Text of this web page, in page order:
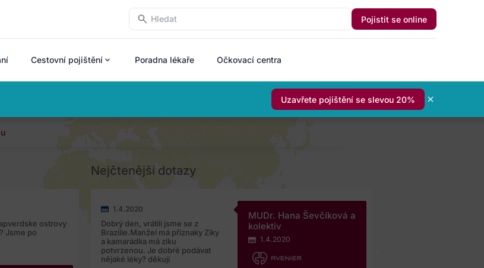
Pojistit se online
Cestovní pojištění Poradna lékaře Očkovací centra
Uzavřete pojištění se slevou 20%
ostrovy
Jsme po
Nejčtenější dotazy
1.4.2020
Dobrý den, vrátili jsme se z
Brazilie.Manžel má příznaky Ziky
a kamarádka má ziku
potvrzenou. Je dobré podávat
nějaké léky? děkuji
MUDr. Hana Ševčíková a
kolektiv
1.4.2020